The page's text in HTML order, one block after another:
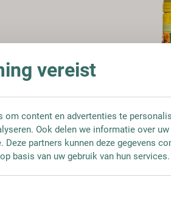
vereist
om content en advertenties te
Ook delen we informatie over
Deze partners kunnen deze gegevens
basis van uw gebruik van hun services.